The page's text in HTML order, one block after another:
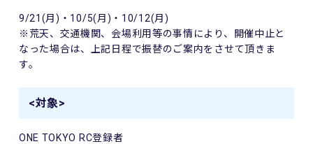
9/21(月)・10/5(月)・10/12(月)
※荒天、交通機関、会場利用等の事情により、開催中止と
なった場合は、上記日程で振替のご案内をさせて頂きま
す。
<対象>
ONE TOKYO RC登録者